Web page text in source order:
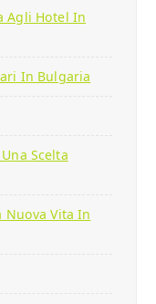
Agli Hotel In
In Bulgaria
Scelta
Vita In